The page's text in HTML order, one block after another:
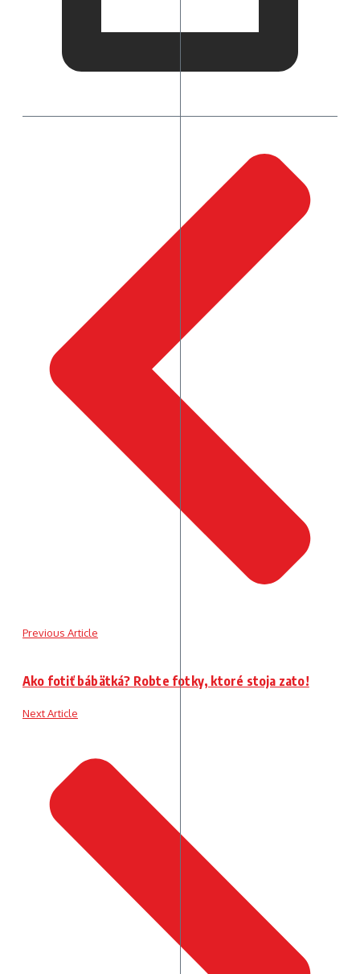
Previous Article
Ako fotiť bábätká? Robte fotky, ktoré stoja zato!
Next Article